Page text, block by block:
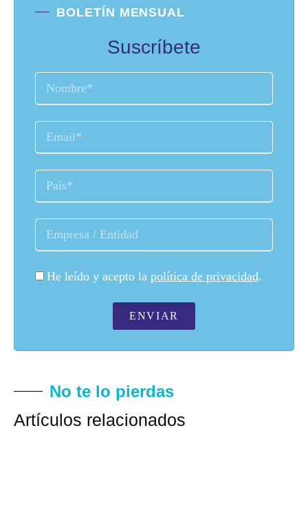
BOLETÍN MENSUAL
Suscríbete
He leído y acepto la política de privacidad.
ENVIAR
No te lo pierdas
Artículos relacionados